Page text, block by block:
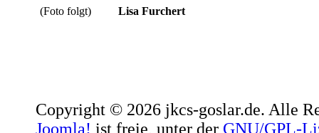
(Foto folgt) Lisa Furchert
Copyright © 2026 jkcs-goslar.de. Alle
Joomla! ist freie, unter der GNU/GPL-